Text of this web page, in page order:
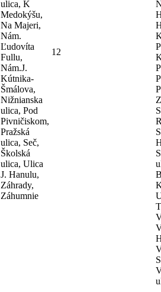
ulica, K
Medokýšu,
Na Majeri,
Nám.
Ľudovíta
Fullu,
Nám.J.
Kútnika-
Šmálova,
Nižnianska
ulica, Pod
Pivničiskom,
Pražská
ulica, Seč,
Školská
ulica, Ulica
J. Hanulu,
Záhrady,
Záhumnie
12